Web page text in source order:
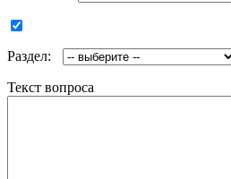
Раздел:
Текст вопроса